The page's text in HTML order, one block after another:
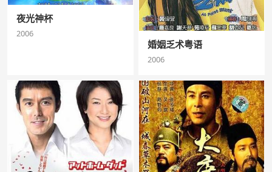
夜光神杯
2006
婚姻乏术粤语
2006